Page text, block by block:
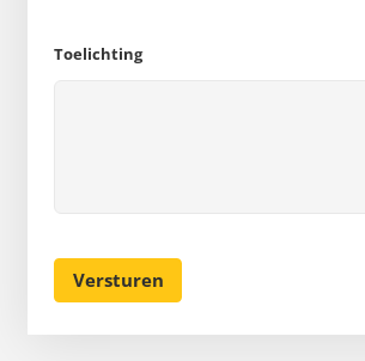
Toelichting